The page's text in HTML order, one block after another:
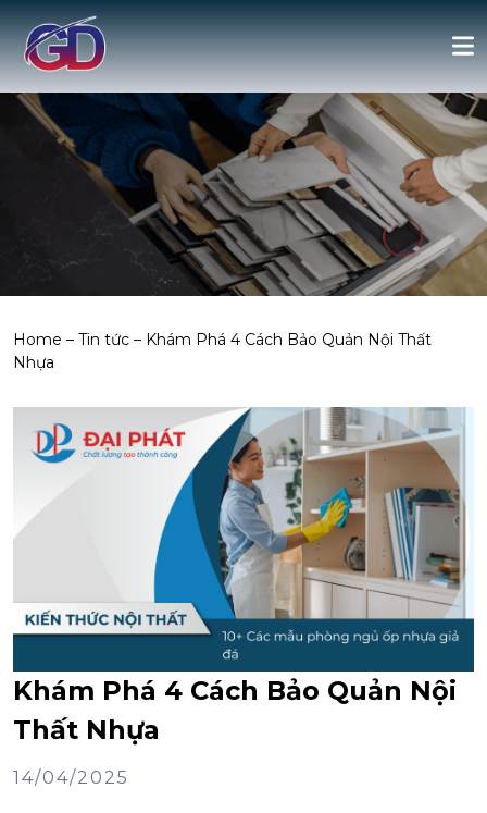
Home – Tin tức – Khám Phá 4 Cách Bảo Quản Nội Thất
Nhựa
Khám Phá 4 Cách Bảo Quản Nội
Thất Nhựa
14/04/2025